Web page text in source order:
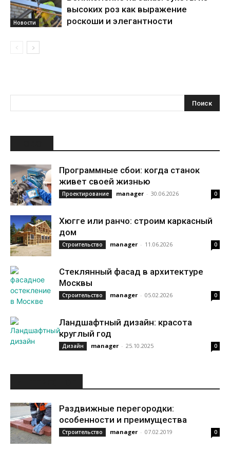
Новости
высоких роз как выражение
роскоши и элегантности
Программные сбои: когда станок
живет своей жизнью
Проектирование manager - 30.06.2026 0
Хюгге или ранчо: строим каркасный
дом
Строительство manager - 11.06.2026 0
Стеклянный фасад в архитектуре
Москвы
Строительство manager - 05.02.2026 0
Ландшафтный дизайн: красота
круглый год
Дизайн manager - 25.10.2025 0
Раздвижные перегородки:
особенности и преимущества
Строительство manager - 07.02.2019 0